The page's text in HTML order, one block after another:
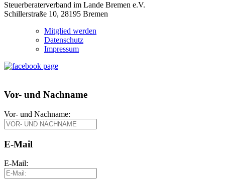
Steuerberaterverband im Lande Bremen e.V.
Schillerstraße 10, 28195 Bremen
Mitglied werden
Datenschutz
Impressum
Vor- und Nachname
Vor- und Nachname:
E-Mail
E-Mail: